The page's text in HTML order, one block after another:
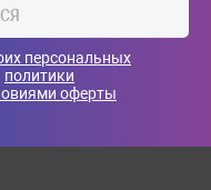
персональных
политики
оферты